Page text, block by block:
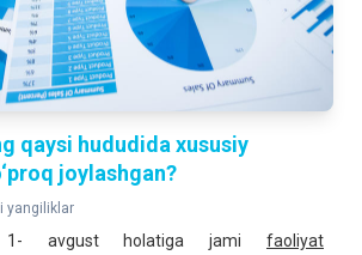
qaysi hududida xususiy
joylashgan?
yangiliklar
1- avgust holatiga jami faoliyat